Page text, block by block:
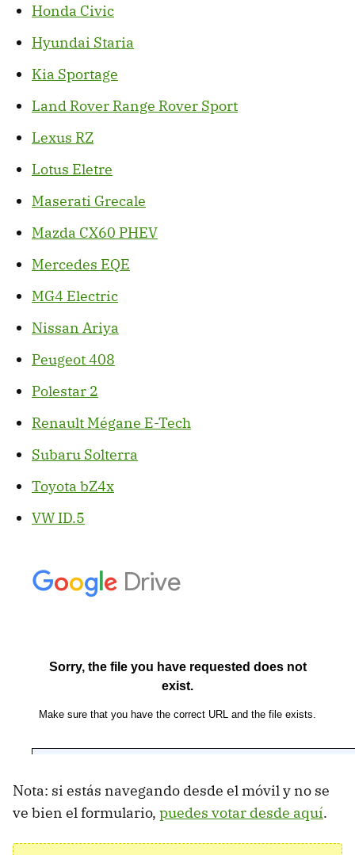
Honda Civic
Hyundai Staria
Kia Sportage
Land Rover Range Rover Sport
Lexus RZ
Lotus Eletre
Maserati Grecale
Mazda CX60 PHEV
Mercedes EQE
MG4 Electric
Nissan Ariya
Peugeot 408
Polestar 2
Renault Mégane E-Tech
Subaru Solterra
Toyota bZ4x
VW ID.5
Nota: si estás navegando desde el móvil y no se
ve bien el formulario, puedes votar desde aquí.